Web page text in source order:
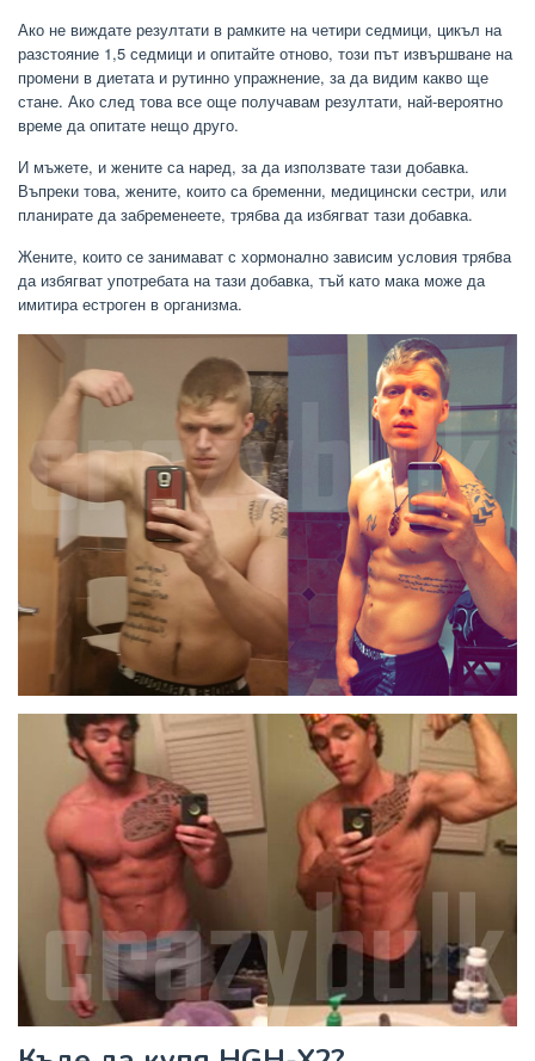
Ако не виждате резултати в рамките на четири седмици, цикъл на
разстояние 1,5 седмици и опитайте отново, този път извършване на
промени в диетата и рутинно упражнение, за да видим какво ще
стане. Ако след това все още получавам резултати, най-вероятно
време да опитате нещо друго.
И мъжете, и жените са наред, за да използвате тази добавка.
Въпреки това, жените, които са бременни, медицински сестри, или
планирате да забременеете, трябва да избягват тази добавка.
Жените, които се занимават с хормонално зависим условия трябва
да избягват употребата на тази добавка, тъй като мака може да
имитира естроген в организма.